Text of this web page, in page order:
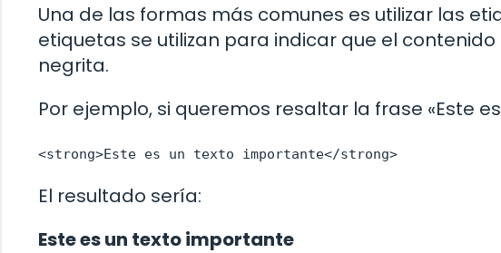
Una de las formas más comunes es utilizar las
etiquetas se utilizan para indicar que el
negrita.
Por ejemplo, si queremos resaltar la frase «Este
<strong>Este es un texto importante</strong>
El resultado sería:
Este es un texto importante